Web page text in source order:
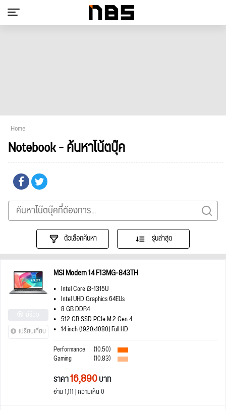
Home
Notebook - ค้นหาโน้ตบุ๊ค
ตัวเลือกค้นหา รุ่นล่าสุด
เปรียบเทียบ
MSI Modern 14 F13MG-843TH
Intel Core i3-1315U
Intel UHD Graphics 64EUs
8 GB DDR4
512 GB SSD PCIe M.2 Gen 4
14 inch (1920x1080) Full HD
Performance
(10.50)
Gaming (10.83)
ราคา16,890บาท
อ่าน 1,111 | ความเห็น 0